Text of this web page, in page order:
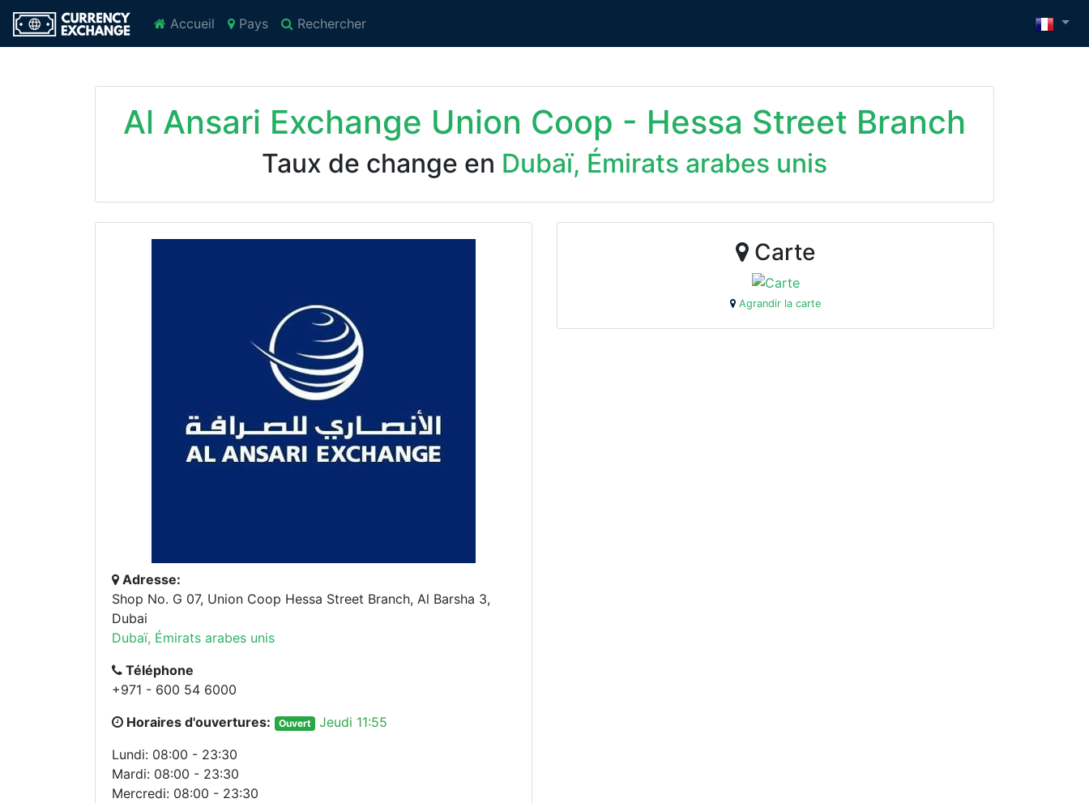
Accueil Pays Rechercher
Al Ansari Exchange Union Coop - Hessa Street Branch
Taux de change en Dubaï, Émirats arabes unis
Adresse:
Shop No. G 07, Union Coop Hessa Street Branch, Al Barsha 3,
Dubai
Dubaï, Émirats arabes unis
Téléphone
+971 - 600 54 6000
Horaires d'ouvertures:
Ouvert
Jeudi 11:55
Lundi: 08:00 - 23:30
Mardi: 08:00 - 23:30
Mercredi: 08:00 - 23:30
Carte
Agrandir la carte